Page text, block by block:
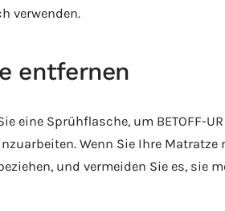
verwenden.
entfernen
eine Sprühflasche, um BETOFF-
Wenn Sie Ihre
und vermeiden Sie es, sie